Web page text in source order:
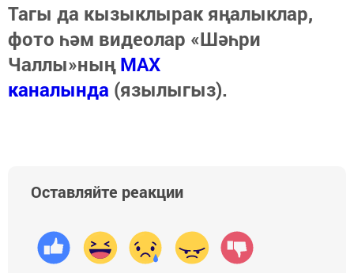
Тагы да кызыклырак яңалыклар,
фото һәм видеолар «Шәһри
Чаллы»ныңMAX
каналында (язылыгыз).
Оставляйте реакции